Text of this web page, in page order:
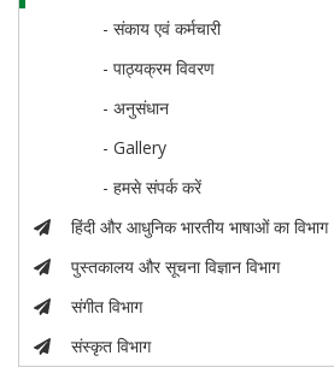
- संकाय एवं कर्मचारी
- पाठ्यक्रम विवरण
- अनुसंधान
- Gallery
- हमसे संपर्क करें
हिंदी और आधुनिक भारतीय भाषाओं का विभाग
पुस्तकालय और सूचना विज्ञान विभाग
संगीत विभाग
संस्कृत विभाग